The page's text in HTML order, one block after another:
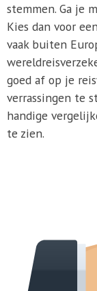
stemmen. Ga je
Kies dan voor
vaak buiten
goed af op je
verrassingen te
handige
te zien.